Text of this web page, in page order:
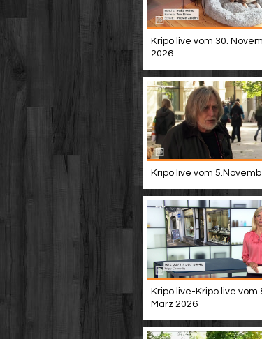
Kripo live vom 30.
2026
Kripo live vom
Kripo live-Kripo live vom
März 2026